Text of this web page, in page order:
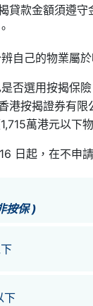
貸款金額須遵
自己的物業屬
否選用按揭保
港按揭證券有
萬港元以下
日起，在不申
按保 )
下